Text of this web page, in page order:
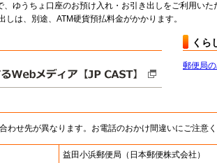
ゆうちょ口座のお預け入れ・お引き出しをご利用いた
は、別途、ATM硬貨預払料金がかかります。
くら
郵便局
せ先が異なります。お電話のおかけ間違いにご注意く
益田小浜郵便局 （日本郵便株式会社）